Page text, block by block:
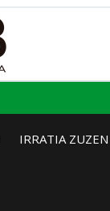
IRRATIA